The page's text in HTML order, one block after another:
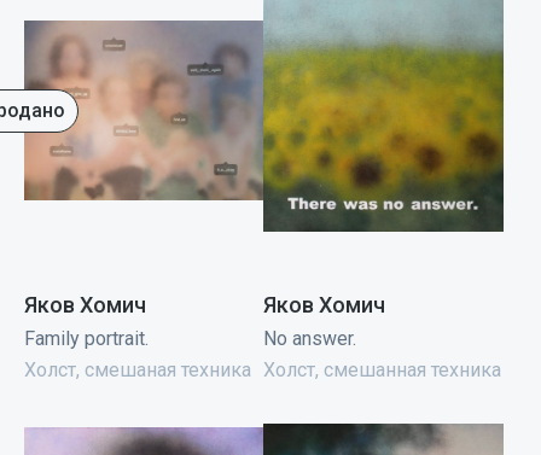
Яков Хомич
Family portrait.
Холст, смешаная техника
Яков Хомич
No answer.
Холст, смешанная техника